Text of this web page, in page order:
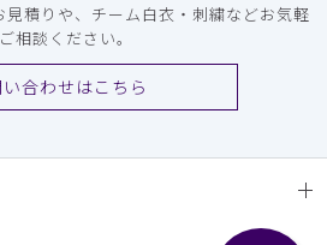
積りや、チーム白衣・刺繍などお気軽
相談ください。
い合わせはこちら